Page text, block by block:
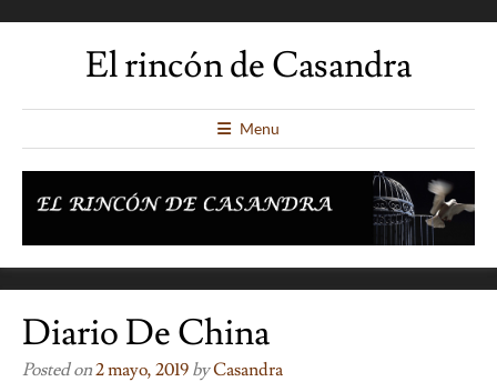
El rincón de Casandra
Menu
Diario De China
Posted on2 mayo, 2019 byCasandra